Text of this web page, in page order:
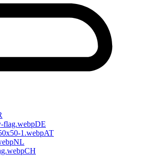
DE
AT
NL
CH